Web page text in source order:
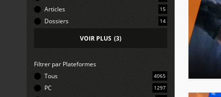
Articles 15
Dossiers 14
VOIR PLUS (3)
Filtrer par Plateformes
Tous
4065
PC 1297